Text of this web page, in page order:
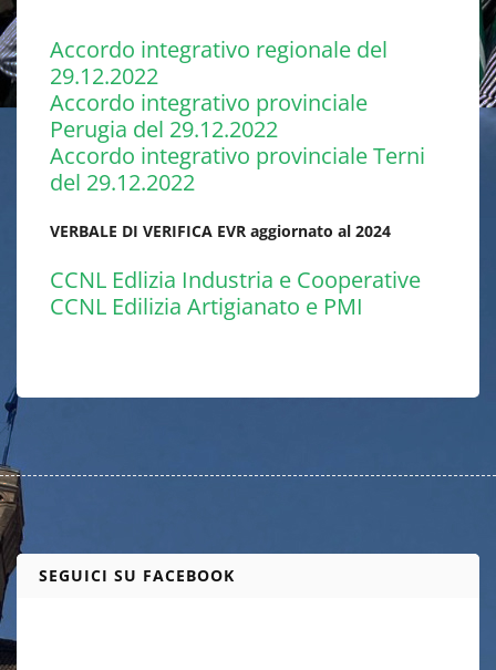
Accordo integrativo regionale del
29.12.2022
Accordo integrativo provinciale
Perugia del 29.12.2022
Accordo integrativo provinciale Terni
del 29.12.2022
VERBALE DI VERIFICA EVR aggiornato al 2024
CCNL Edlizia Industria e Cooperative
CCNL Edilizia Artigianato e PMI
SEGUICI SU FACEBOOK